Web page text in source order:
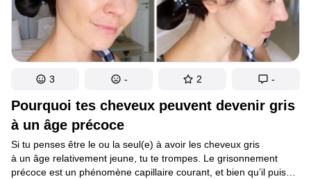
Pourquoi tes cheveux peuvent devenir gris
à un âge précoce
Si tu penses être le ou la seul(e) à avoir les cheveux gris
à un âge relativement jeune, tu te trompes. Le grisonnement
précoce est un phénomène capillaire courant, et bien qu’il puisse
3 - 2 -